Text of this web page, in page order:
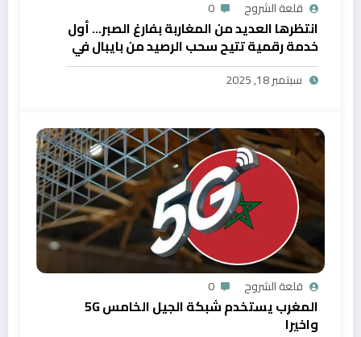
قلعة الشروح 0
انتظرها العديد من المغاربة بفارغ الصبر… أول
خدمة رقمية تتيح سحب الرصيد من بايبال في
المغرب
سبتمبر 18, 2025
قلعة الشروح 0
المغرب يستخدم شبكة الجيل الخامس 5G
واخيرا